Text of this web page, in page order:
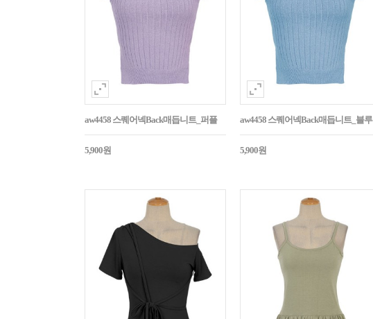
aw4458 스퀘어넥Back매듭니트_퍼플
5,900원
aw4458 스퀘어넥Back매듭니트_블루
5,900원